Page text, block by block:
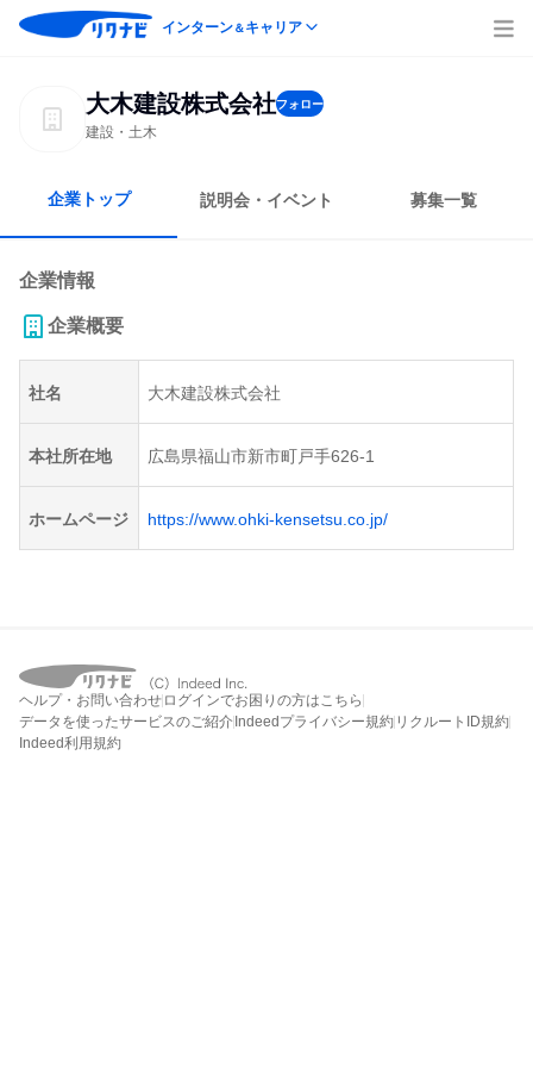
インターン＆キャリア
大木建設株式会社フォロー
建設・土木
企業トップ 説明会・イベント 募集一覧
企業情報
企業概要
社名 大木建設株式会社
本社所在地 広島県福山市新市町戸手626-1
ホームページ https://www.ohki-kensetsu.co.jp/
ヘルプ・お問い合わせ ログインでお困りの方はこちら
データを使ったサービスのご紹介 Indeedプライバシー規約 リクルートID規約
Indeed利用規約